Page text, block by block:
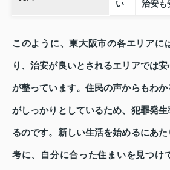
い
治安も
このように、東大阪市の各エリアに
り、治安が良いとされるエリアでは
が整っています。住民の声からもわ
がしっかりとしているため、犯罪発
るのです。新しい生活を始めるにあ
考に、自分に合った住まいを見つけ